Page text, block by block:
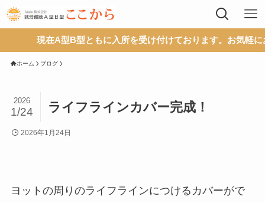
現在A型B型ともに入所を受け付けております。お気軽にお
ホーム ブログ
ライフラインカバー完成！
2026
1/24
2026年1月24日
ヨットの周りのライフラインにつけるカバーがで